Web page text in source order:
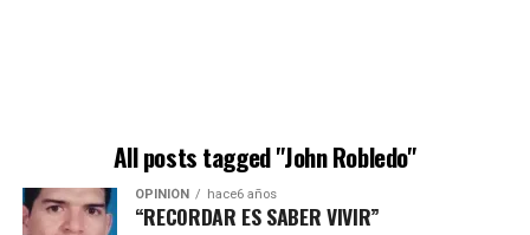
All posts tagged "John Robledo"
OPINIÓN hace6 años
“RECORDAR ES SABER VIVIR”